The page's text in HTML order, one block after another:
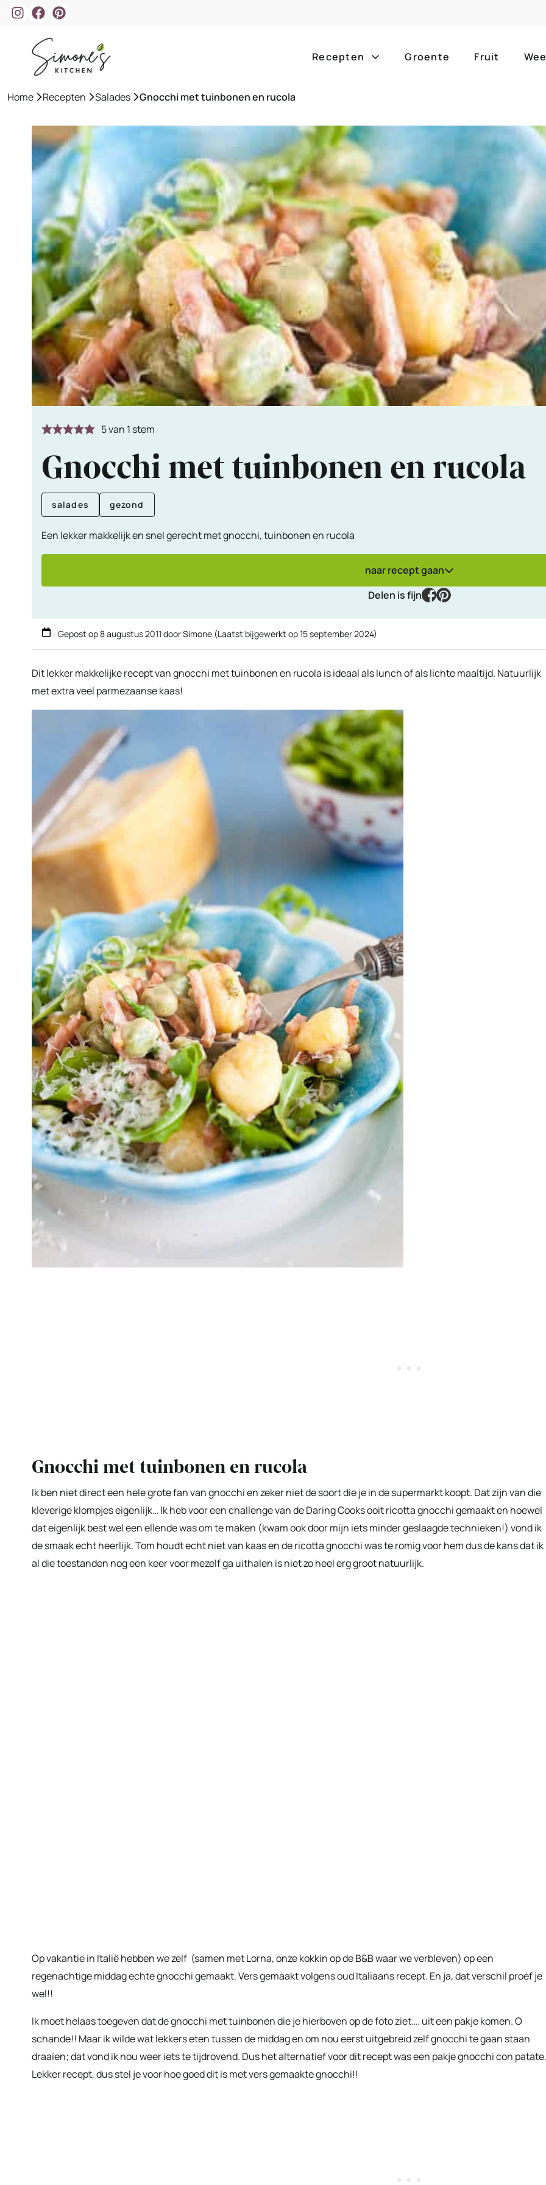
Recepten
ontbijt
lunch
borrelhapjes desserts
voorgerechten drankjes
alle
alle
slow
Groente Fruit
Home »Recepten »Salades »Gnocchi met tuinbonen en rucola
5van 1 stem
Gnocchi met tuinbonen en rucola
salades gezond
Een lekker makkelijk en snel gerecht met gnocchi, tuinbonen en rucola
naar recept gaan
Delen is fijn
facebook
pinterest
Gepost op8 augustus 2011 doorSimone (Laatst bijgewerkt op15 september 2024)
Dit lekker makkelijke recept van gnocchi met tuinbonen en rucola is ideaal als lunch of als lichte maaltijd. Natuurlijk
met extra veel parmezaanse kaas!
Gnocchi met tuinbonen en rucola
Ik ben niet direct een hele grote fan van gnocchi en zeker niet de soort die je in de supermarkt koopt. Dat zijn van die
kleverige klompjes eigenlijk… Ik heb voor een challenge van de Daring Cooks ooit ricotta gnocchi gemaakt en hoewel
dat eigenlijk best wel een ellende was om te maken (kwam ook door mijn iets minder geslaagde technieken!) vond ik
de smaak echt heerlijk. Tom houdt echt niet van kaas en de ricotta gnocchi was te romig voor hem dus de kans dat ik
al die toestanden nog een keer voor mezelf ga uithalen is niet zo heel erg groot natuurlijk.
Op vakantie in Italië hebben we zelf (samen met Lorna, onze kokkin op de B&B waar we verbleven) op een
regenachtige middag echte gnocchi gemaakt. Vers gemaakt volgens oud Italiaans recept. En ja, dat verschil proef je
wel!!
Ik moet helaas toegeven dat de gnocchi met tuinbonen die je hierboven op de foto ziet…. uit een pakje komen. O
schande!! Maar ik wilde wat lekkers eten tussen de middag en om nou eerst uitgebreid zelf gnocchi te gaan staan
draaien; dat vond ik nou weer iets te tijdrovend. Dus het alternatief voor dit recept was een pakje gnocchi con
Lekker recept, dus stel je voor hoe goed dit is met vers gemaakte gnocchi!!